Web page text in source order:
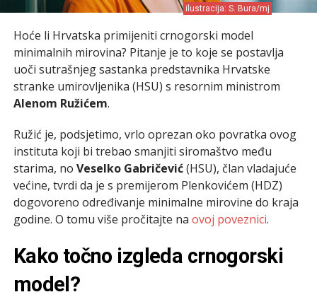
ilustracija: S. Bura/mj
Hoće li Hrvatska primijeniti crnogorski model
minimalnih mirovina? Pitanje je to koje se postavlja
uoči sutrašnjeg sastanka predstavnika Hrvatske
stranke umirovljenika (HSU) s resornim ministrom
Alenom Ružićem.
Ružić je, podsjetimo, vrlo oprezan oko povratka ovog
instituta koji bi trebao smanjiti siromaštvo među
starima, no Veselko Gabričević(HSU), član vladajuće
većine, tvrdi da je s premijerom Plenkovićem (HDZ)
dogovoreno određivanje minimalne mirovine do kraja
godine. O tomu više pročitajte na ovoj poveznici.
Kako točno izgleda crnogorski
model?